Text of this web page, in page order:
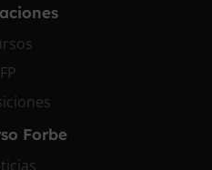
FP
Forbe